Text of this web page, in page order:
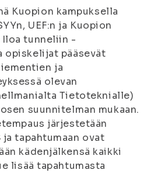
Kuopion kampuksella
UEF:n ja Kuopion
Iloa tunneliin -
opiskelijat pääsevät
ja
olevan
Tietoteknialle)
suunnitelman mukaan.
järjestetään
ja tapahtumaan ovat
kädenjälkensä kaikki
lisää tapahtumasta